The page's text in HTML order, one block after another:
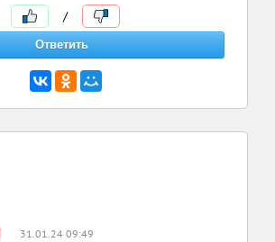
/
31.01.24 09:49